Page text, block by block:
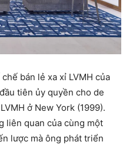
bán lẻ xa xỉ LVMH của
tiên ủy quyền cho de
ở New York (1999).
liên quan của cùng một
lược mà ông phát triển